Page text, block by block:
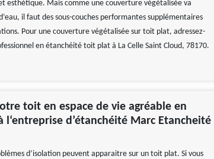
esthétique. Mais comme une couverture végétalisée va
il faut des sous-couches performantes supplémentaires
Pour une couverture végétalisée sur toit plat, adressez-
en étanchéité toit plat à La Celle Saint Cloud, 78170.
toit en espace de vie agréable en
l‘entreprise d’étanchéité Marc Etancheité
d’isolation peuvent apparaitre sur un toit plat. Si vous